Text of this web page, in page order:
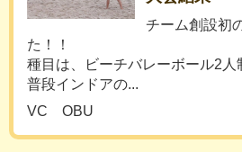
チーム創設初
た！！
種目は、ビーチバレーボール2人
普段インドアの...
VC OBU